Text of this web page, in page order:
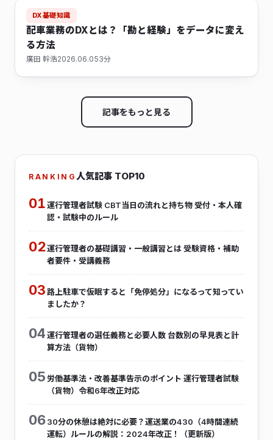
DX基礎知識
配車業務のDXとは？「勘と経験」をデータに変え
る方法
廣田 幹浩2026.06.053分
記事をもっと見る
RANKING人気記事 TOP10
01運行管理者試験 CBT当日の流れと持ち物 受付・本人確
認・試験中のルール
02運行管理者の基礎講習・一般講習とは 受験資格・補助
者要件・受講義務
03 路上駐車で仮眠すると「免停処分」になるって知ってい
ましたか？
04運行管理者の選任義務と必要人数 台数別の早見表と計
算方法（貨物）
05 労働基準法・改善基準告示のポイント 運行管理者試験
（貨物）令和6年改正対応
0630分の休憩は絶対に必要？運送業の430（4時間連続
運転）ルールの解説：2024年改正！（更新版）